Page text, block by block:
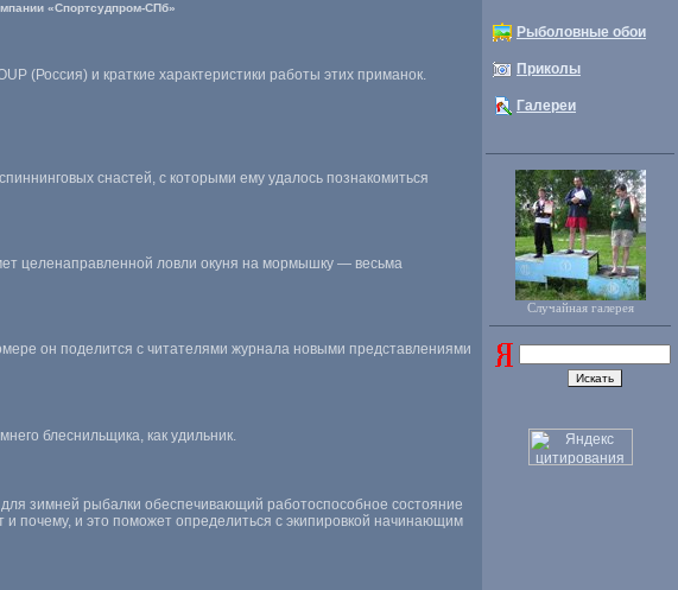
«Спортсудпром-СПб»
(Россия) и краткие характеристики работы этих приманок.
снастей, с которыми ему удалось познакомиться
целенаправленной ловли окуня на мормышку — весьма
он поделится с читателями журнала новыми представлениями
блеснильщика, как удильник.
зимней рыбалки обеспечивающий работоспособное состояние
и почему, и это поможет определиться с экипировкой начинающим
Рыболовные обои
Приколы
Галереи
Случайная галерея